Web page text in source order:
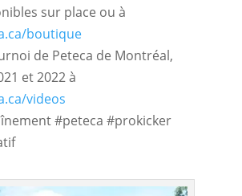
sur place ou à
boutique
de Peteca de Montréal,
et 2022 à
videos
#peteca #prokicker